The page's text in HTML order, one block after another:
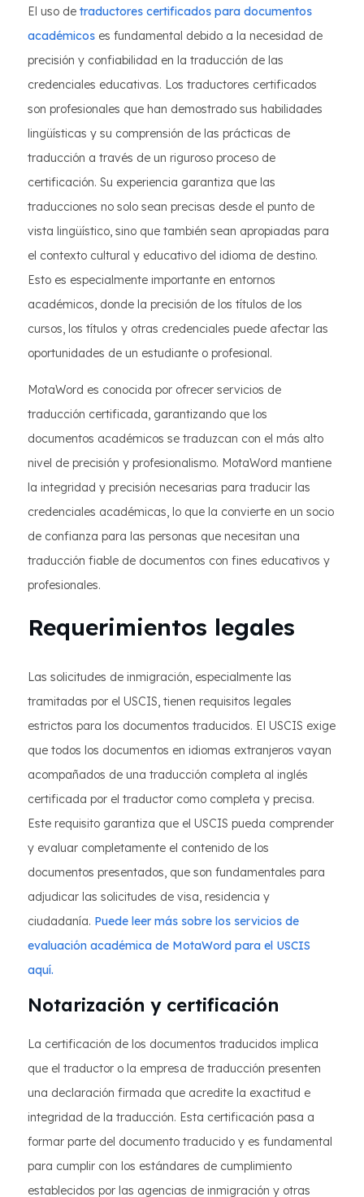
El uso de traductores certificados para documentos
académicos es fundamental debido a la necesidad de
precisión y confiabilidad en la traducción de las
credenciales educativas. Los traductores certificados
son profesionales que han demostrado sus habilidades
lingüísticas y su comprensión de las prácticas de
traducción a través de un riguroso proceso de
certificación. Su experiencia garantiza que las
traducciones no solo sean precisas desde el punto de
vista lingüístico, sino que también sean apropiadas para
el contexto cultural y educativo del idioma de destino.
Esto es especialmente importante en entornos
académicos, donde la precisión de los títulos de los
cursos, los títulos y otras credenciales puede afectar las
oportunidades de un estudiante o profesional.
MotaWord es conocida por ofrecer servicios de
traducción certificada, garantizando que los
documentos académicos se traduzcan con el más alto
nivel de precisión y profesionalismo. MotaWord mantiene
la integridad y precisión necesarias para traducir las
credenciales académicas, lo que la convierte en un socio
de confianza para las personas que necesitan una
traducción fiable de documentos con fines educativos y
profesionales.
Requerimientos legales
Las solicitudes de inmigración, especialmente las
tramitadas por el USCIS, tienen requisitos legales
estrictos para los documentos traducidos. El USCIS exige
que todos los documentos en idiomas extranjeros vayan
acompañados de una traducción completa al inglés
certificada por el traductor como completa y precisa.
Este requisito garantiza que el USCIS pueda comprender
y evaluar completamente el contenido de los
documentos presentados, que son fundamentales para
adjudicar las solicitudes de visa, residencia y
ciudadanía. Puede leer más sobre los servicios de
evaluación académica de MotaWord para el USCIS
aquí.
Notarización y certificación
La certificación de los documentos traducidos implica
que el traductor o la empresa de traducción presenten
una declaración firmada que acredite la exactitud e
integridad de la traducción. Esta certificación pasa a
formar parte del documento traducido y es fundamental
para cumplir con los estándares de cumplimiento
establecidos por las agencias de inmigración y otras